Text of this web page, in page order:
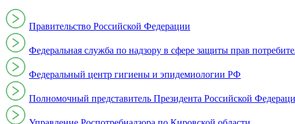
Правительство Российской Федерации
Федеральная служба по надзору в сфере защиты прав
Федеральный центр гигиены и эпидемиологии РФ
Полномочный представитель Президента Российской